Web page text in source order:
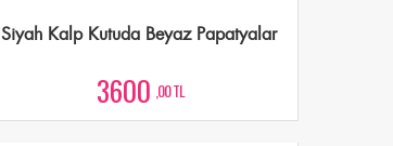
Siyah Kalp Kutuda Beyaz Papatyalar
3600 ,00 TL